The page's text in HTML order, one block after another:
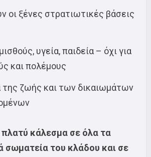
οι ξένες στρατιωτικές βάσεις
υγεία, παιδεία – όχι για
και πολέμους
της ζωής και των δικαιωμάτων
κάλεσμα σε όλα τα
σωματεία του κλάδου και σε